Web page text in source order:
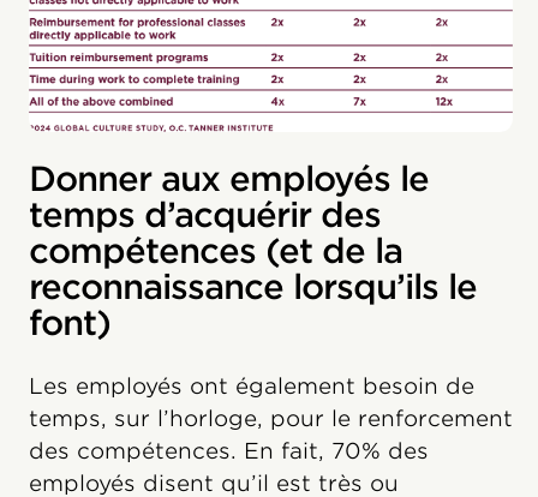
Donner aux employés le
temps d’acquérir des
compétences (et de la
reconnaissance lorsqu’ils le
font)
Les employés ont également besoin de
temps, sur l’horloge, pour le renforcement
des compétences. En fait, 70% des
employés disent qu’il est très ou